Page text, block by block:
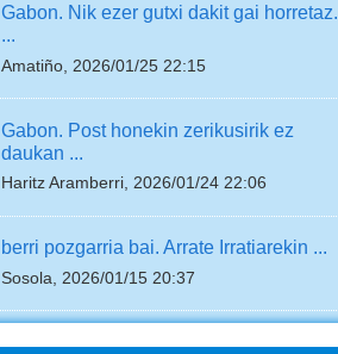
Gabon. Nik ezer gutxi dakit gai horretaz.
...
Amatiño, 2026/01/25 22:15
Gabon. Post honekin zerikusirik ez
daukan ...
Haritz Aramberri, 2026/01/24 22:06
berri pozgarria bai. Arrate Irratiarekin ...
Sosola, 2026/01/15 20:37